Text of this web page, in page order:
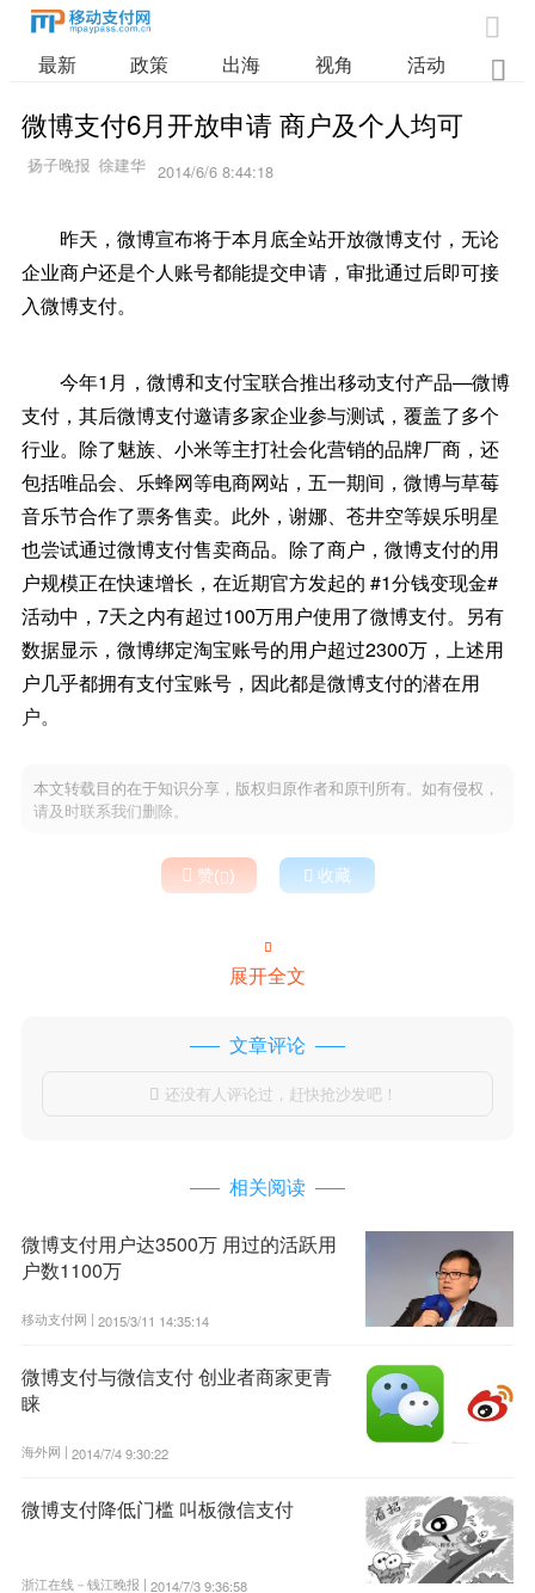

最新 政策 出海 视角 活动 业

微博支付6月开放申请 商户及个人均可
2014/6/6 8:44:18
昨天，微博宣布将于本月底全站开放微博支付，无论
企业商户还是个人账号都能提交申请，审批通过后即可接
入微博支付。
今年1月，微博和支付宝联合推出移动支付产品—微博
支付，其后微博支付邀请多家企业参与测试，覆盖了多个
行业。除了魅族、小米等主打社会化营销的品牌厂商，还
包括唯品会、乐蜂网等电商网站，五一期间，微博与草莓
音乐节合作了票务售卖。此外，谢娜、苍井空等娱乐明星
也尝试通过微博支付售卖商品。除了商户，微博支付的用
户规模正在快速增长，在近期官方发起的 #1分钱变现金#
活动中，7天之内有超过100万用户使用了微博支付。另有
数据显示，微博绑定淘宝账号的用户超过2300万，上述用
户几乎都拥有支付宝账号，因此都是微博支付的潜在用
户。
本文转载目的在于知识分享，版权归原作者和原刊所有。如有侵权，
请及时联系我们删除。
 赞()  收藏

展开全文
文章评论
 还没有人评论过，赶快抢沙发吧！
相关阅读
微博支付用户达3500万 用过的活跃用
户数1100万
移动支付网 | 2015/3/11 14:35:14
微博支付与微信支付 创业者商家更青
睐
海外网 | 2014/7/4 9:30:22
微博支付降低门槛 叫板微信支付
浙江在线－钱江晚报 | 2014/7/3 9:36:58